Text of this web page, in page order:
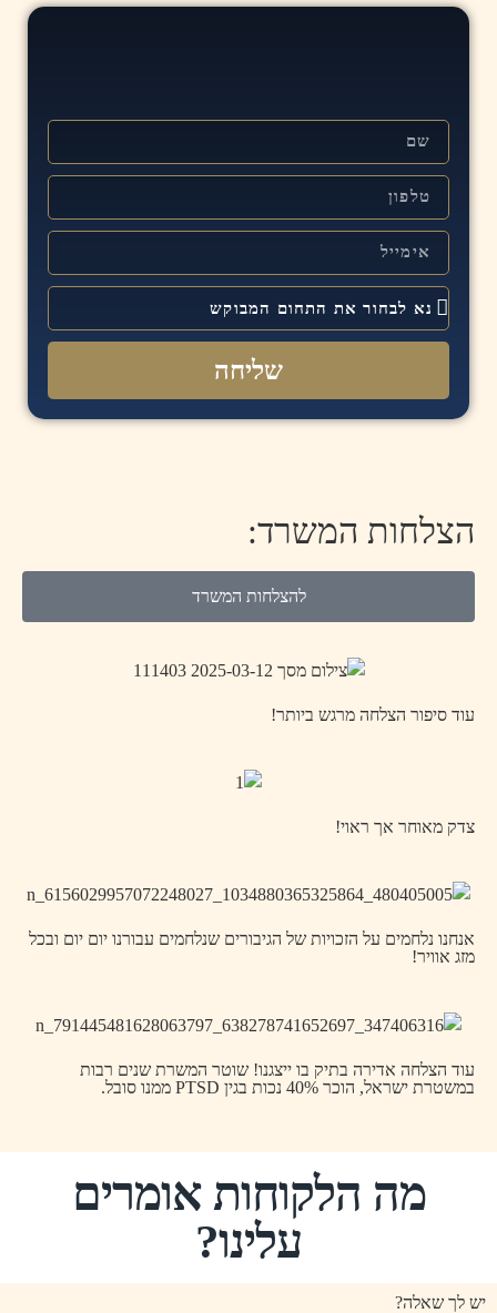
שליחה
הצלחות המשרד:
להצלחות המשרד
עוד סיפור הצלחה מרגש ביותר!
צדק מאוחר אך ראוי!
אנחנו נלחמים על הזכויות של הגיבורים שנלחמים עבורנו יום יום ובכל
מזג אוויר!
עוד הצלחה אדירה בתיק בו ייצגנו! שוטר המשרת שנים רבות
במשטרת ישראל, הוכר 40% נכות בגין PTSD ממנו סובל.
מה הלקוחות אומרים
עלינו?
יש לך שאלה?